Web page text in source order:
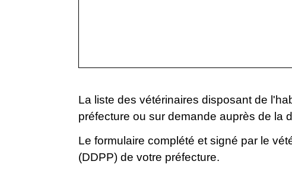
La liste des vétérinaires disposant de
préfecture ou sur demande auprès de la
Le formulaire complété et signé par le
(DDPP) de votre préfecture.